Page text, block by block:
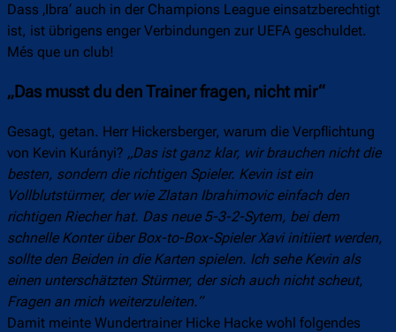
Dass ‚Ibra‘ auch in der Champions League einsatzberechtigt
ist, ist übrigens enger Verbindungen zur UEFA geschuldet.
Més que un club!
„Das musst du den Trainer fragen, nicht mir“
Gesagt, getan. Herr Hickersberger, warum die Verpflichtung
von Kevin Kurányi? „Das ist ganz klar, wir brauchen nicht die
besten, sondern die richtigen Spieler. Kevin ist ein
Vollblutstürmer, der wie Zlatan Ibrahimovic einfach den
richtigen Riecher hat. Das neue 5-3-2-Sytem, bei dem
schnelle Konter über Box-to-Box-Spieler Xavi initiiert werden,
sollte den Beiden in die Karten spielen. Ich sehe Kevin als
einen unterschätzten Stürmer, der sich auch nicht scheut,
Fragen an mich weiterzuleiten.“
Damit meinte Wundertrainer Hicke Hacke wohl folgendes